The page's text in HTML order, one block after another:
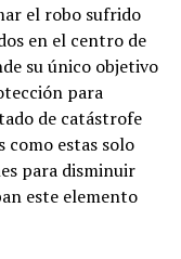
el robo sufrido
en el centro de
su único objetivo
para
de catástrofe
como estas solo
para disminuir
este elemento